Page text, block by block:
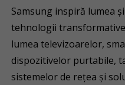
Samsung inspiră lumea
tehnologii
lumea televizoarelor,
dispozitivelor purtabile,
sistemelor de rețea și